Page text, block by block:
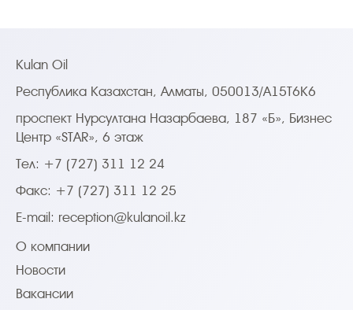
Kulan Oil
Республика Казахстан, Алматы, 050013/A15T6K6
проспект Нурсултана Назарбаева, 187 «Б», Бизнес
Центр «STAR», 6 этаж
Тел: +7 (727) 311 12 24
Факс: +7 (727) 311 12 25
E-mail: reception@kulanoil.kz
О компании
Новости
Вакансии